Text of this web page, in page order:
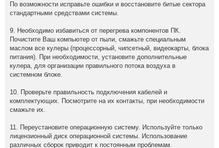
По возможности исправьте ошибки и восстановите битые сектора
стандартными средствами системы.
9. Необходимо избавиться от перегрева компонентов ПК.
Почистите Ваш компьютер от пыли, смажьте специальным
маслом все кулеры (процессорный, чипсетный, видеокарты, блока
питания). При необходимости, установите дополнительные
кулера, для организации правильного потока воздуха в
системном блоке.
10. Проверьте правильность подключения кабелей и
комплектующих. Посмотрите на их контакты, при необходимости
смажьте их.
11. Переустановите операционную систему. Используйте только
лицензионный диск операционной системы. Использование
различных сборок приводит к постоянным проблемам.